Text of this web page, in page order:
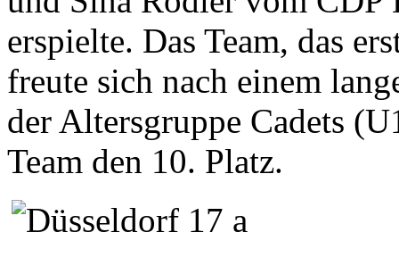
erspielte. Das Team, das
freute sich nach einem
der Altersgruppe Cadets
Team den 10. Platz.